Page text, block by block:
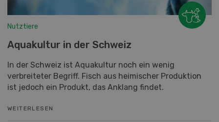
Nutztiere
Aquakultur in der Schweiz
In der Schweiz ist Aquakultur noch ein wenig
verbreiteter Begriff. Fisch aus heimischer Produktion
ist jedoch ein Produkt, das Anklang findet.
WEITERLESEN